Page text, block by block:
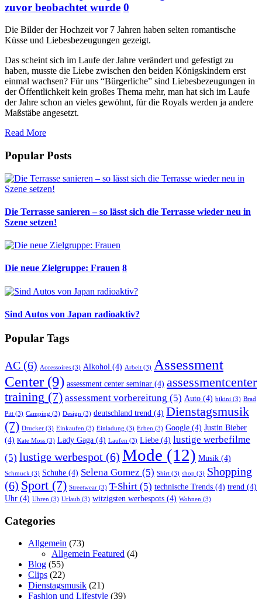
zuvor beobachtet wurde 0
Die Bilder der Hochzeit vor 7 Jahren haben selten romantische
Küsse und Liebesbezeugungen gezeigt.
Das scheint sich im Laufe der Jahre verändert und gefestigt zu
haben, musste die Liebe zwischen den beiden Königskindern erst
einmal wachsen? Für uns “Bürgerliche” sind Liebesbezeugungen in
der Öffentlichkeit kein großes Thema mehr, man hat sich im Laufe
der Jahre schon an vieles gewöhnt, für die Royals werden ja andere
Maßstäbe angesetzt.
Read More
Popular Posts
Die Terrasse sanieren – so lässt sich die Terrasse wieder neu in
Szene setzen!
Die neue Zielgruppe: Frauen 8
Sind Autos von Japan radioaktiv?
Popular Tags
AC (6) Accessoires (3) Alkohol (4) Arbeit (3) Assessment
Center(9) assessment center seminar (4) assessmentcenter
training (7) assessment vorbereitung (5) Auto (4) bikini (3) Brad
Pitt (3) Camping (3) Design (3) deutschland trend (4) Dienstagsmusik
(7) Drucker (3) Einkaufen (3) Einladung (3) Erben (3) Google (4) Justin Bieber
(4) Kate Moss (3) Lady Gaga (4) Laufen (3) Liebe (4) lustige werbefilme
(5) lustige werbespot (6) Mode (12) Musik (4)
Schmuck (3) Schuhe (4) Selena Gomez (5) Shirt (3) shop (3) Shopping
(6) Sport (7) Streetwear (3) T-Shirt (5) technische Trends (4) trend (4)
Uhr (4) Uhren (3) Urlaub (3) witzigsten werbespots (4) Wohnen (3)
Categories
Allgemein (73)
Allgemein Featured (4)
Blog (55)
Clips (22)
Dienstagsmusik (21)
Fashion und Lifestyle (39)